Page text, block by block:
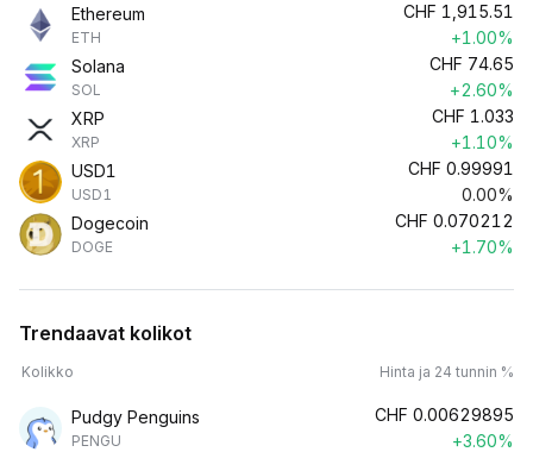
Ethereum
ETH
CHF 1,915.51
+1.00%
Solana
SOL
CHF 74.65
+2.60%
XRP
XRP
CHF 1.033
+1.10%
USD1
USD1
CHF 0.99991
0.00%
Dogecoin
DOGE
CHF 0.070212
+1.70%
Trendaavat kolikot
Kolikko Hinta ja 24 tunnin %
Pudgy Penguins
PENGU
CHF 0.00629895
+3.60%